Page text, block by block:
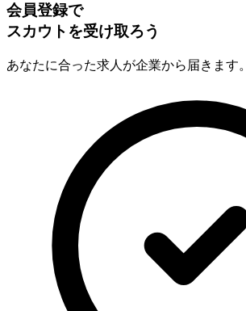
会員登録で
スカウトを受け取ろう
あなたに合った求人が企業から届きます。